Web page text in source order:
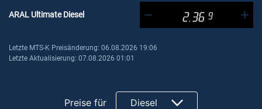
ARAL Ultimate Diesel 2.36 9
Letzte MTS-K Preisänderung: 06.08.2026 19:06
Letzte Aktualisierung: 07.08.2026 01:01
Preise für Diesel